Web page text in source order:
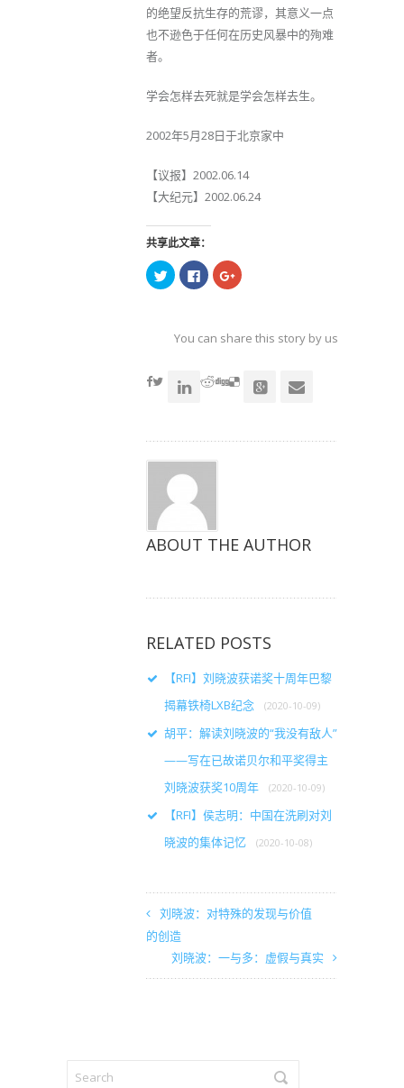
的绝望反抗生存的荒谬，其意义一点
也不逊色于任何在历史风暴中的殉难
者。
学会怎样去死就是学会怎样去生。
2002年5月28日于北京家中
【议报】2002.06.14
【大纪元】2002.06.24
共享此文章：
点
击
共
享
窗
口
点
击
共
享
窗
口
点
击
共
享
窗
口
You can share this story by using your
ABOUT THE AUTHOR
RELATED POSTS
【RFI】刘晓波获诺奖十周年巴黎
揭幕铁椅LXB纪念
(2020-10-09)
胡平：解读刘晓波的“我没有敌人”
——写在已故诺贝尔和平奖得主
刘晓波获奖10周年
(2020-10-09)
【RFI】侯志明：中国在洗刷对刘
晓波的集体记忆
(2020-10-08)
刘晓波：对特殊的发现与价值
的创造
刘晓波：一与多：虚假与真实